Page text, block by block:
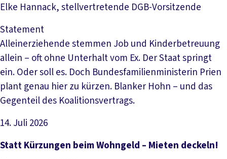
Elke Hannack, stellvertretende DGB-Vorsitzende
Statement
Alleinerziehende stemmen Job und Kinderbetreuung
allein – oft ohne Unterhalt vom Ex. Der Staat springt
ein. Oder soll es. Doch Bundesfamilienministerin Prien
plant genau hier zu kürzen. Blanker Hohn – und das
Gegenteil des Koalitionsvertrags.
14. Juli 2026
Artikel lesen
Statt Kürzungen beim Wohngeld – Mieten deckeln!